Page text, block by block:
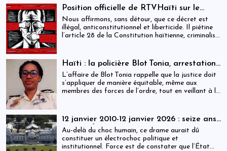
domaines de l’éducation, du travail, de la politique
et de la famille. Ce combat, principalement initié
par les femmes occidentales, s’est étendu dans les
dernières décennies au monde entier. Il n’est pas
terminé : des millions de femmes doivent encore
participer à la vie politique.
Position officielle de RTVHaïti sur le
décret du 31 décembre 2025
Nous affirmons, sans détour, que ce décret est
illégal, anticonstitutionnel et liberticide. Il piétine
l’article 28 de la Constitution haïtienne, criminalise
démocratie : la presse.
Haïti : la policière Blot Tonia, arrestation
et accouchement en détention
L’affaire de Blot Tonia rappelle que la justice doit
s’appliquer de manière équitable, même aux
membres des forces de l’ordre, tout en veillant à la
12 janvier 2010-12 janvier 2026 : seize ans
après, l’État haïtien face à son échec
Au-delà du choc humain, ce drame aurait dû
constituer un électrochoc politique et
institutionnel. Force est de constater que l’État